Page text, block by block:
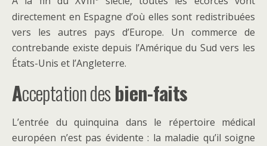
directement en Espagne d’où elles sont redistribuées
vers les autres pays d’Europe. Un commerce de
contrebande existe depuis l’Amérique du Sud vers les
États-Unis et l’Angleterre.
Acceptation desbien-faits
L’entrée du quinquina dans le répertoire médical
européen n’est pas évidente : la maladie qu’il soigne